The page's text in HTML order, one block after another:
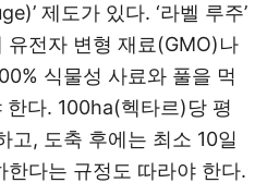
제도가 있다. ‘라벨 루주’
유전자 변형 재료(GMO)나
식물성 사료와 풀을 먹
다. 100ha(헥타르)당 평
고, 도축 후에는 최소 10일
한다는 규정도 따라야 한다.